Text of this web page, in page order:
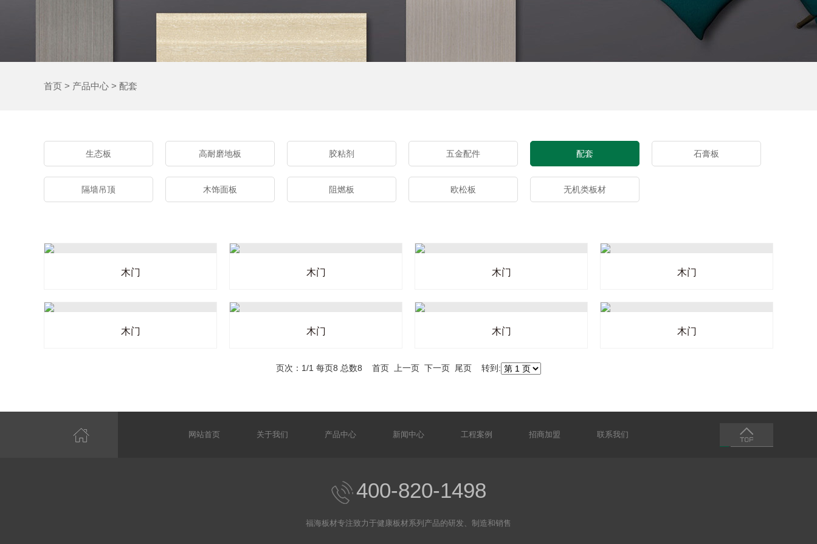
首页 > 产品中心 > 配套
生态板 高耐磨地板 胶粘剂 五金配件 配套 石膏板
隔墙吊顶 木饰面板 阻燃板 欧松板 无机类板材
木门 木门 木门 木门
木门 木门 木门 木门
页次：1/1 每页8 总数8 首页 上一页 下一页 尾页 转到:
网站首页 关于我们 产品中心 新闻中心 工程案例 招商加盟 联系我们
400-820-1498
福海板材专注致力于健康板材系列产品的研发、制造和销售